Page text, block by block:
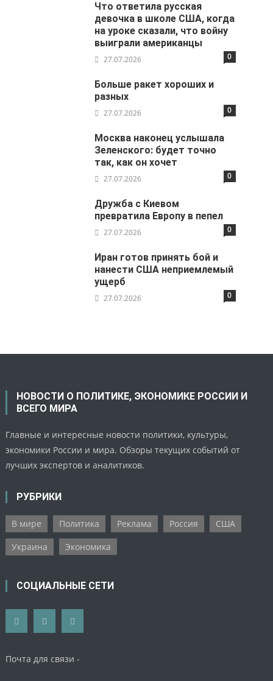
Что ответила русская
девочка в школе США, когда
на уроке сказали, что войну
выиграли американцы
27.07.2026 0
Больше ракет хороших и
разных
27.07.2026 0
Москва наконец услышала
Зеленского: будет точно
так, как он хочет
27.07.2026 0
Дружба с Киевом
превратила Европу в пепел
27.07.2026 0
Иран готов принять бой и
нанести США неприемлемый
ущерб
27.07.2026 0
НОВОСТИ О ПОЛИТИКЕ, ЭКОНОМИКЕ РОССИИ И
ВСЕГО МИРА
Главные и интересные новости политики, культуры,
экономики России и мира. Обзоры текущих событий от
лучших экспертов и аналитиков.
РУБРИКИ
В мире Политика Реклама Россия
США
Украина
Экономика
СОЦИАЛЬНЫЕ СЕТИ
Почта для связи -